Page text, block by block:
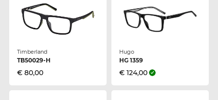
Timberland
TB50029-H
€ 80,00
Hugo
HG 1359
€ 124,00